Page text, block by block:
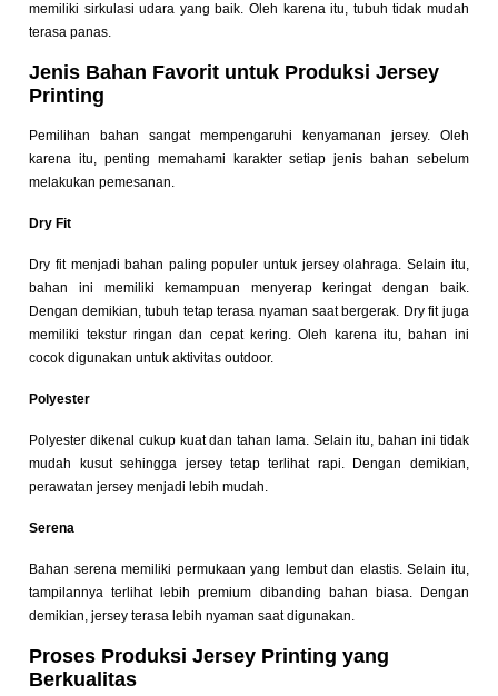
memiliki sirkulasi udara yang baik. Oleh karena itu, tubuh tidak mudah
terasa panas.
Jenis Bahan Favorit untuk Produksi Jersey
Printing
Pemilihan bahan sangat mempengaruhi kenyamanan jersey. Oleh
karena itu, penting memahami karakter setiap jenis bahan sebelum
melakukan pemesanan.
Dry Fit
Dry fit menjadi bahan paling populer untuk jersey olahraga. Selain itu,
bahan ini memiliki kemampuan menyerap keringat dengan baik.
Dengan demikian, tubuh tetap terasa nyaman saat bergerak. Dry fit juga
memiliki tekstur ringan dan cepat kering. Oleh karena itu, bahan ini
cocok digunakan untuk aktivitas outdoor.
Polyester
Polyester dikenal cukup kuat dan tahan lama. Selain itu, bahan ini tidak
mudah kusut sehingga jersey tetap terlihat rapi. Dengan demikian,
perawatan jersey menjadi lebih mudah.
Serena
Bahan serena memiliki permukaan yang lembut dan elastis. Selain itu,
tampilannya terlihat lebih premium dibanding bahan biasa. Dengan
demikian, jersey terasa lebih nyaman saat digunakan.
Proses Produksi Jersey Printing yang
Berkualitas